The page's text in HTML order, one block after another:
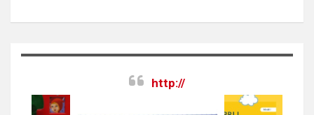
http://